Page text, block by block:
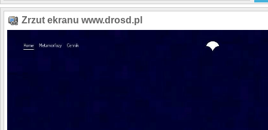
Zrzut ekranu www.drosd.pl